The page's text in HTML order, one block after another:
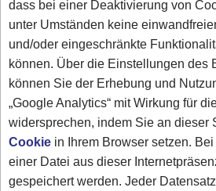
dass bei einer Deaktivierung von
unter Umständen keine
und/oder eingeschränkte
können. Über die Einstellungen des
können Sie der Erhebung und
„Google Analytics“ mit Wirkung für
widersprechen, indem Sie an
Cookie in Ihrem Browser setzen.
einer Datei aus dieser
gespeichert werden. Jeder